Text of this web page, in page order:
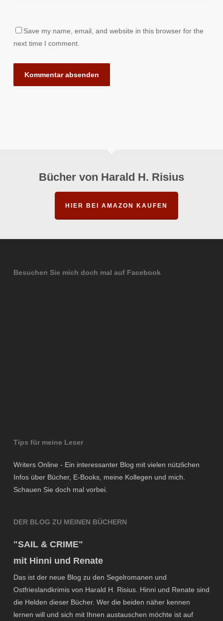
Save my name, email, and website in this browser for the
next time I comment.
Bücher von Harald H. Risius
HIER BEI AMAZON KAUFEN
Besuchen Sie mich doch mal auf Facebook
Tips für meine Leser
Writers Online - Ein interessanter Blog mit vielen nützlichen
Infos über Bücher, E-Books, meine Kollegen und mich.
Schauen Sie doch mal vorbei.
DER BLOG ZU MEINEN BÜCHERN
"SAIL & CRIME"
mit Hinni und Renate
Das ist der neue Blog zu den Segelromanen und
Ostfrieslandkrimis von Harald H. Risius. Hinni und Renate sind
die Helden dieser Bücher. Wer die beiden näher kennen
lernen will und sich mit Ihnen austauschen möchte ist auf